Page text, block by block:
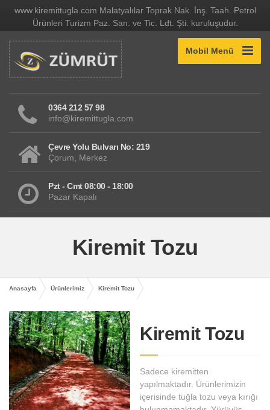
www.kiremittugla.com Malatyalılar Toprak Nak. İnş. Taah. Petrol
Ürünleri Turizm Paz. San. ve Tic. Ldt. Şti. kuruluşudur.
Mobil Menü
0364 212 57 98
info@kiremittugla.com
Çevre Yolu Bulvarı No: 219
Çorum, Merkez
Pzt - Cmt 08:00 - 18:00
Pazar Kapalı
Kiremit Tozu
Anasayfa Ürünlerimiz Kiremit Tozu
Kiremit Tozu
Sadece kiremitten
yapılmaktadır. Ürünlerimizin
içerisinde tuğla tozu veya kırığı